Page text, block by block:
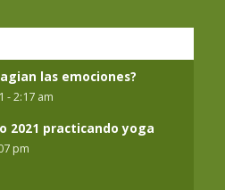
las emociones?
- 2:17 am
2021 practicando yoga
pm